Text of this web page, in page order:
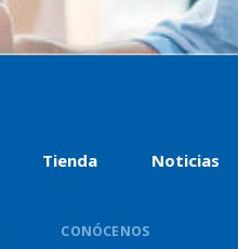
Tienda Noticias
CONÓCENOS